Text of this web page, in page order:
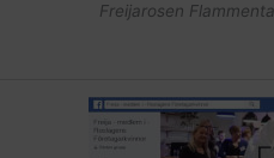
Freijarosen